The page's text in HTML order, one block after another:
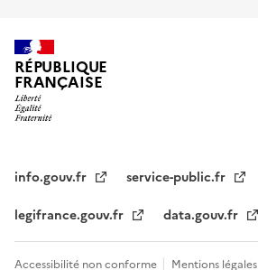
RÉPUBLIQUE
FRANÇAISE
info.gouv.fr
service-public.fr
legifrance.gouv.fr
data.gouv.fr
Accessibilité non conforme Mentions légales